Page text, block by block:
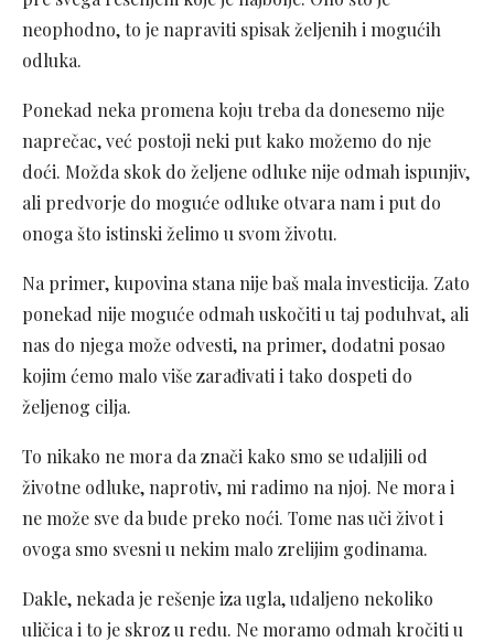
neophodno, to je napraviti spisak željenih i mogućih
odluka.
Ponekad neka promena koju treba da donesemo nije
naprečac, već postoji neki put kako možemo do nje
doći. Možda skok do željene odluke nije odmah ispunjiv,
ali predvorje do moguće odluke otvara nam i put do
onoga što istinski želimo u svom životu.
Na primer, kupovina stana nije baš mala investicija. Zato
ponekad nije moguće odmah uskočiti u taj poduhvat, ali
nas do njega može odvesti, na primer, dodatni posao
kojim ćemo malo više zarađivati i tako dospeti do
željenog cilja.
To nikako ne mora da znači kako smo se udaljili od
životne odluke, naprotiv, mi radimo na njoj. Ne mora i
ne može sve da bude preko noći. Tome nas uči život i
ovoga smo svesni u nekim malo zrelijim godinama.
Dakle, nekada je rešenje iza ugla, udaljeno nekoliko
uličica i to je skroz u redu. Ne moramo odmah kročiti u